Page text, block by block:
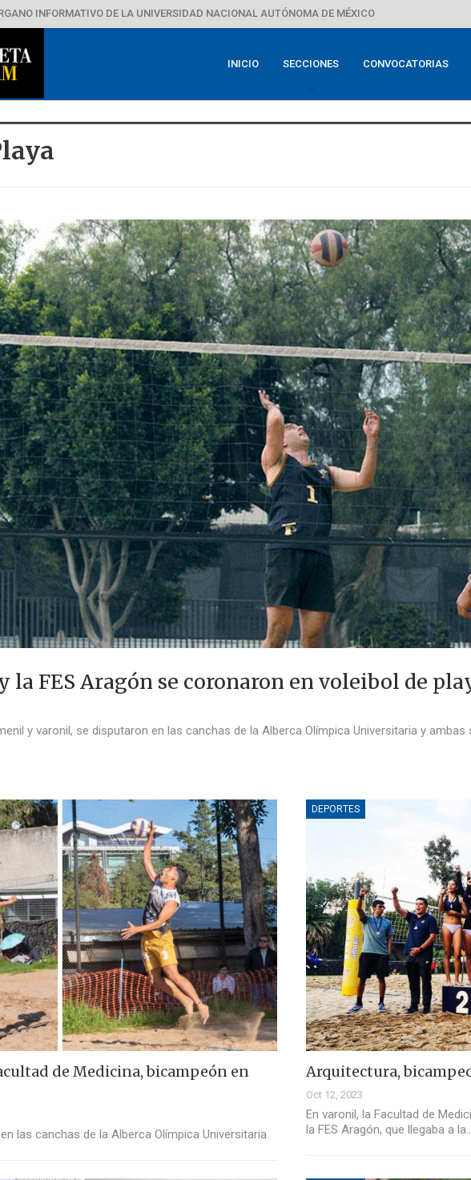
INFORMATIVO DE LA UNIVERSIDAD NACIONAL AUTÓNOMA DE MÉXICO
INICIO SECCIONES CONVOCATORIAS
la FES Aragón se coronaron en voleibol de
y varonil, se disputaron en las canchas de la Alberca Olímpica Universitaria y
de Medicina, bicampeón en
las canchas de la Alberca Olímpica Universitaria
DEPORTES
Arquitectura,
Oct 12, 2023
En varonil, la Facultad de
la FES Aragón, que llegaba a